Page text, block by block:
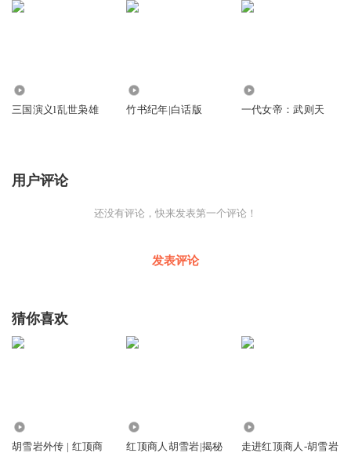
三国演义l乱世枭雄 竹书纪年|白话版 一代女帝：武则天
用户评论
还没有评论，快来发表第一个评论！
发表评论
猜你喜欢
胡雪岩外传 | 红顶商
红顶商人胡雪岩|揭秘
走进红顶商人-胡雪岩